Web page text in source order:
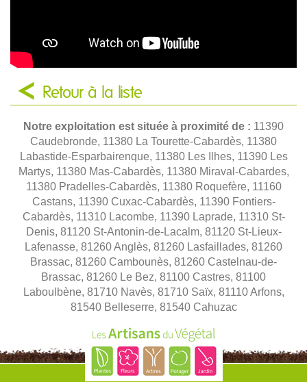
Retour à la liste
Notre exploitation est située à proximité de : 11390
Caudebronde, 11380 La Tourette-Cabardès, 11380
Labastide-Esparbairenque, 11380 Les Ilhes, 11390 Les
Martys, 11380 Mas-Cabardès, 11380 Miraval-Cabardes,
11380 Pradelles-Cabardès, 11380 Roquefère, 11160
Castans, 11390 Cuxac-Cabardès, 11390 Fontiers-
Cabardès, 11310 Lacombe, 11390 Laprade, 11310 St-
Denis, 81120 St-Antonin-de-Lacalm, 81120 St-Lieux-
Lafenasse, 81260 Anglès, 81260 Lasfaillades, 81260
Brassac, 81260 Cambounès, 81260 Castelnau-de-
Brassac, 81260 Le Bez, 81100 Castres, 81100
Laboulbène, 81710 Navès, 81710 Saïx, 81110 Arfons,
81540 Belleserre, 81540 Cahuzac